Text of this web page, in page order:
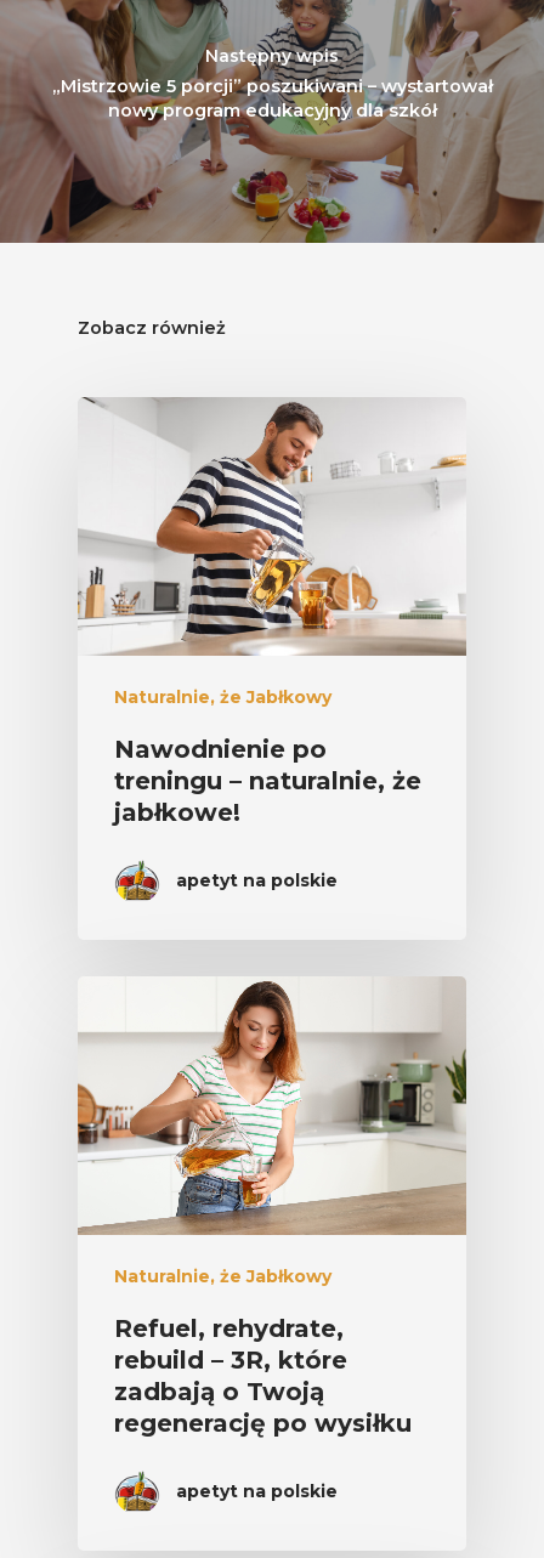
Następny wpis
„Mistrzowie 5 porcji” poszukiwani – wystartował
nowy program edukacyjny dla szkół
Zobacz również
Naturalnie, że Jabłkowy
Nawodnienie po
treningu – naturalnie, że
jabłkowe!
apetyt na polskie
Naturalnie, że Jabłkowy
Refuel, rehydrate,
rebuild – 3R, które
zadbają o Twoją
regenerację po wysiłku
apetyt na polskie